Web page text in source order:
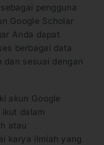
pengguna
Google Scholar
Anda dapat
berbagai data
dan sesuai dengan
akun Google
dalam
atau
karya ilmiah yang